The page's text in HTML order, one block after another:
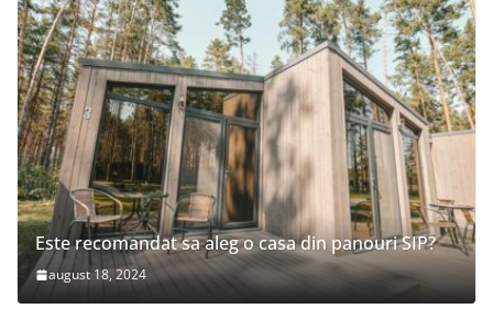
Este recomandat sa aleg o casa din panouri SIP?
august 18, 2024